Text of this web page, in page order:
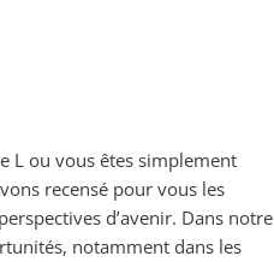
L ou vous êtes simplement
recensé pour vous les
d’avenir. Dans notre
notamment dans les